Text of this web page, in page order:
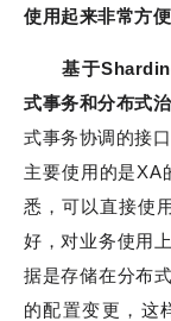
使用起来非常方便
基于
式事务和分布式治
式事务协调的接
主要使用的是XA
悉，可以直接使
好，对业务使用
据是存储在分布
的配置变更，这